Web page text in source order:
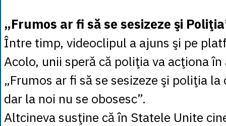
„Frumos ar fi să se sesizeze şi
Între timp, videoclipul a ajuns şi pe
Acolo, unii speră că poliţia va acţiona în
„Frumos ar fi să se sesizeze şi poliţia
dar la noi nu se obosesc”.
Altcineva susţine că în Statele Unite